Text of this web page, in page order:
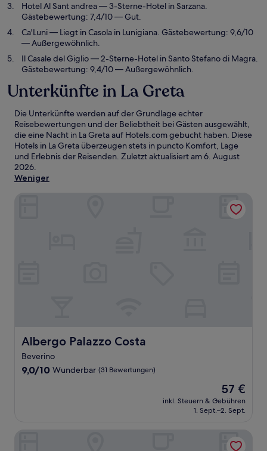
Hotel Al Sant andrea— 3-Sterne-Hotel in Sarzana.
Gästebewertung: 7,4/10 — Gut.
Ca'Luni— Liegt in Casola in Lunigiana. Gästebewertung: 9,6/10
— Außergewöhnlich.
Il Casale del Giglio— 2-Sterne-Hotel in Santo Stefano di Magra.
Gästebewertung: 9,4/10 — Außergewöhnlich.
Unterkünfte in La Greta
Die Unterkünfte werden auf der Grundlage echter
Reisebewertungen und der Beliebtheit bei Gästen ausgewählt,
die eine Nacht in La Greta auf Hotels.com gebucht haben. Diese
Hotels in La Greta überzeugen stets in puncto Komfort, Lage
und Erlebnis der Reisenden. Zuletzt aktualisiert am6. August
2026.
Weniger
Albergo Palazzo Costa
Albergo Palazzo Costa
Beverino
9.0
9,0/10 Wunderbar (31 Bewertungen)
Der
Preis
beträgt
57 €
inkl. Steuern & Gebühren
1. Sept.–2. Sept.